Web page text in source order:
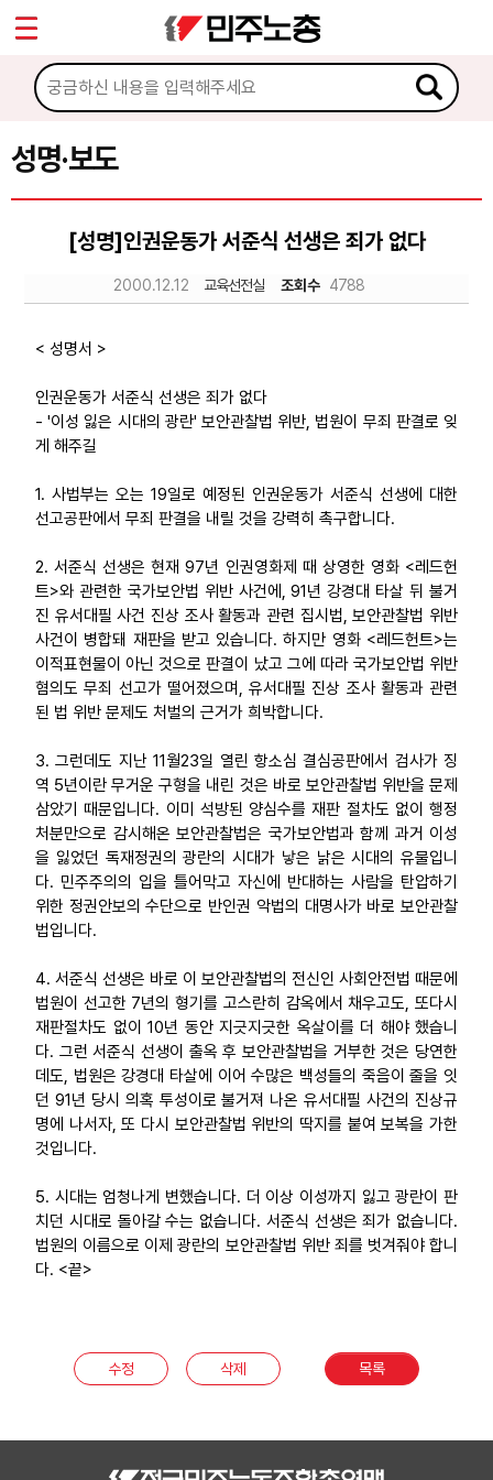
성명·보도
[성명]인권운동가 서준식 선생은 죄가 없다
2000.12.12 교육선전실 조회수 4788
< 성명서 >
인권운동가 서준식 선생은 죄가 없다
- '이성 잃은 시대의 광란' 보안관찰법 위반, 법원이 무죄 판결로 잊
게 해주길
1. 사법부는 오는 19일로 예정된 인권운동가 서준식 선생에 대한
선고공판에서 무죄 판결을 내릴 것을 강력히 촉구합니다.
2. 서준식 선생은 현재 97년 인권영화제 때 상영한 영화 <레드헌
트>와 관련한 국가보안법 위반 사건에, 91년 강경대 타살 뒤 불거
진 유서대필 사건 진상 조사 활동과 관련 집시법, 보안관찰법 위반
사건이 병합돼 재판을 받고 있습니다. 하지만 영화 <레드헌트>는
이적표현물이 아닌 것으로 판결이 났고 그에 따라 국가보안법 위반
혐의도 무죄 선고가 떨어졌으며, 유서대필 진상 조사 활동과 관련
된 법 위반 문제도 처벌의 근거가 희박합니다.
3. 그런데도 지난 11월23일 열린 항소심 결심공판에서 검사가 징
역 5년이란 무거운 구형을 내린 것은 바로 보안관찰법 위반을 문제
삼았기 때문입니다. 이미 석방된 양심수를 재판 절차도 없이 행정
처분만으로 감시해온 보안관찰법은 국가보안법과 함께 과거 이성
을 잃었던 독재정권의 광란의 시대가 낳은 낡은 시대의 유물입니
다. 민주주의의 입을 틀어막고 자신에 반대하는 사람을 탄압하기
위한 정권안보의 수단으로 반인권 악법의 대명사가 바로 보안관찰
법입니다.
4. 서준식 선생은 바로 이 보안관찰법의 전신인 사회안전법 때문에
법원이 선고한 7년의 형기를 고스란히 감옥에서 채우고도, 또다시
재판절차도 없이 10년 동안 지긋지긋한 옥살이를 더 해야 했습니
다. 그런 서준식 선생이 출옥 후 보안관찰법을 거부한 것은 당연한
데도, 법원은 강경대 타살에 이어 수많은 백성들의 죽음이 줄을 잇
던 91년 당시 의혹 투성이로 불거져 나온 유서대필 사건의 진상규
명에 나서자, 또 다시 보안관찰법 위반의 딱지를 붙여 보복을 가한
것입니다.
5. 시대는 엄청나게 변했습니다. 더 이상 이성까지 잃고 광란이 판
치던 시대로 돌아갈 수는 없습니다. 서준식 선생은 죄가 없습니다.
법원의 이름으로 이제 광란의 보안관찰법 위반 죄를 벗겨줘야 합니
다. <끝>
수정 삭제 목록
마이페이지
소개
소식
공지사항
성명·보도
노동상담
자료
Sketchbook5, 스케치북5
Sketchbook5, 스케치북5